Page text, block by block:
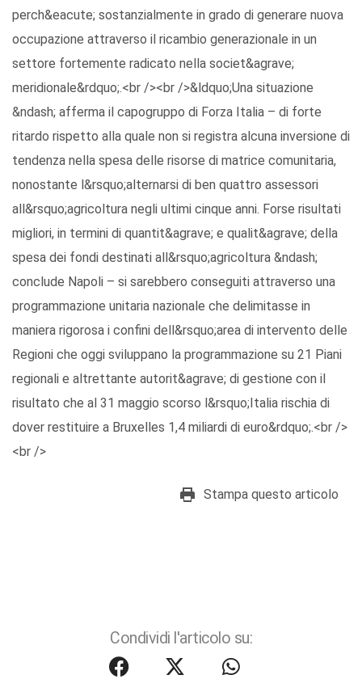
perch&eacute; sostanzialmente in grado di generare nuova
occupazione attraverso il ricambio generazionale in un
settore fortemente radicato nella societ&agrave;
meridionale&rdquo;.<br /><br />&ldquo;Una situazione
&ndash; afferma il capogruppo di Forza Italia – di forte
ritardo rispetto alla quale non si registra alcuna inversione di
tendenza nella spesa delle risorse di matrice comunitaria,
nonostante l&rsquo;alternarsi di ben quattro assessori
all&rsquo;agricoltura negli ultimi cinque anni. Forse risultati
migliori, in termini di quantit&agrave; e qualit&agrave; della
spesa dei fondi destinati all&rsquo;agricoltura &ndash;
conclude Napoli – si sarebbero conseguiti attraverso una
programmazione unitaria nazionale che delimitasse in
maniera rigorosa i confini dell&rsquo;area di intervento delle
Regioni che oggi sviluppano la programmazione su 21 Piani
regionali e altrettante autorit&agrave; di gestione con il
risultato che al 31 maggio scorso l&rsquo;Italia rischia di
dover restituire a Bruxelles 1,4 miliardi di euro&rdquo;.<br />
<br />
Stampa questo articolo
Condividi l'articolo su: